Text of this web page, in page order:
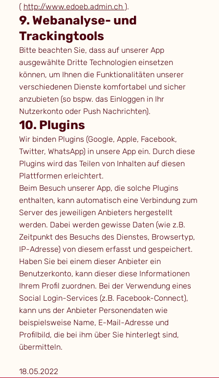
( http://www.edoeb.admin.ch ).
9. Webanalyse- und
Trackingtools
Bitte beachten Sie, dass auf unserer App
ausgewählte Dritte Technologien einsetzen
können, um Ihnen die Funktionalitäten unserer
verschiedenen Dienste komfortabel und sicher
anzubieten (so bspw. das Einloggen in Ihr
Nutzerkonto oder Push Nachrichten).
10. Plugins
Wir binden Plugins (Google, Apple, Facebook,
Twitter, WhatsApp) in unsere App ein. Durch diese
Plugins wird das Teilen von Inhalten auf diesen
Plattformen erleichtert.
Beim Besuch unserer App, die solche Plugins
enthalten, kann automatisch eine Verbindung zum
Server des jeweiligen Anbieters hergestellt
werden. Dabei werden gewisse Daten (wie z.B.
Zeitpunkt des Besuchs des Dienstes, Browsertyp,
IP-Adresse) von diesem erfasst und gespeichert.
Haben Sie bei einem dieser Anbieter ein
Benutzerkonto, kann dieser diese Informationen
Ihrem Profil zuordnen. Bei der Verwendung eines
Social Login-Services (z.B. Facebook-Connect),
kann uns der Anbieter Personendaten wie
beispielsweise Name, E-Mail-Adresse und
Profilbild, die bei ihm über Sie hinterlegt sind,
übermitteln.
18.05.2022